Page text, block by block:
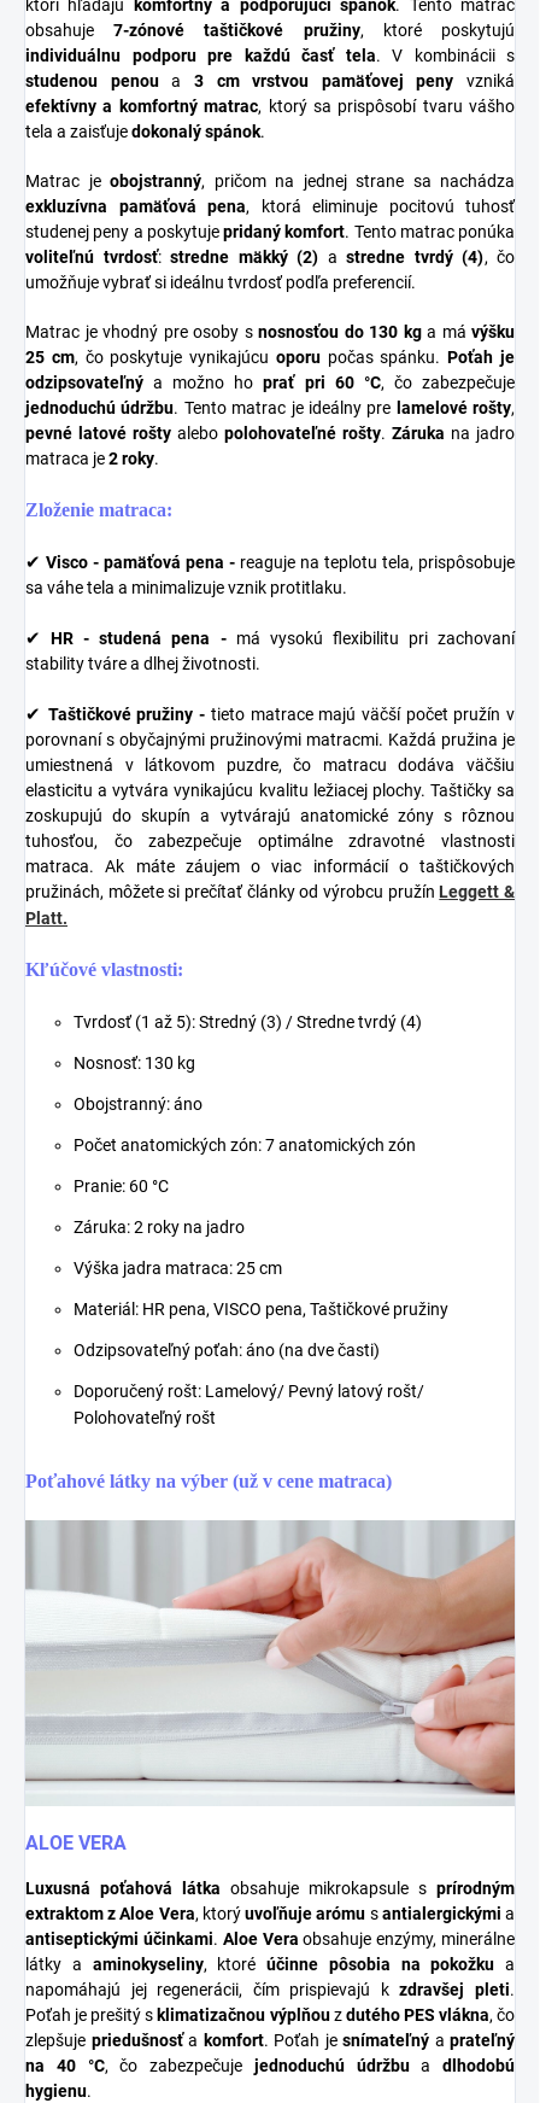
ktorí hľadajú komfortný a podporujúci spánok. Tento matrac
obsahuje7-zónové taštičkové pružiny, ktoré poskytujú
individuálnu podporu pre každú časť tela. V kombinácii s
studenou penoua 3 cm vrstvou pamäťovej peny vzniká
efektívny a komfortný matrac, ktorý sa prispôsobí tvaru vášho
tela a zaisťujedokonalý spánok.
Matrac je obojstranný, pričom na jednej strane sa nachádza
exkluzívna pamäťová pena, ktorá eliminuje pocitovú tuhosť
studenej peny a poskytujepridaný komfort. Tento matrac ponúka
voliteľnú tvrdosť:stredne mäkký (2) astredne tvrdý (4), čo
umožňuje vybrať si ideálnu tvrdosť podľa preferencií.
Matrac je vhodný pre osoby s nosnosťou do 130 kga má výšku
25 cm, čo poskytuje vynikajúcu oporupočas spánku.Poťah je
odzipsovateľný a možno hoprať pri 60 °C, čo zabezpečuje
jednoduchú údržbu. Tento matrac je ideálny pre lamelové rošty,
pevné latové rošty alebo polohovateľné rošty. Záruka na jadro
matraca je2 roky.
Zloženie matraca:
✔ Visco - pamäťová pena - reaguje na teplotu tela, prispôsobuje
sa váhe tela a minimalizuje vznik protitlaku.
✔ HR - studená pena -má vysokú flexibilitu pri zachovaní
stability tváre a dlhej životnosti.
✔ Taštičkové pružiny - tieto matrace majú väčší počet pružín v
porovnaní s obyčajnými pružinovými matracmi. Každá pružina je
umiestnená v látkovom puzdre, čo matracu dodáva väčšiu
elasticitu a vytvára vynikajúcu kvalitu ležiacej plochy. Taštičky sa
zoskupujú do skupín a vytvárajú anatomické zóny s rôznou
tuhosťou, čo zabezpečuje optimálne zdravotné vlastnosti
matraca. Ak máte záujem o viac informácií o taštičkových
pružinách, môžete si prečítať články od výrobcu pružín Leggett &
Platt.
Kľúčové vlastnosti:
Tvrdosť (1 až 5): Stredný (3) / Stredne tvrdý (4)
Nosnosť: 130 kg
Obojstranný: áno
Počet anatomických zón: 7 anatomických zón
Pranie: 60 °C
Záruka: 2 roky na jadro
Výška jadra matraca: 25 cm
Materiál: HR pena, VISCO pena, Taštičkové pružiny
Odzipsovateľný poťah: áno (na dve časti)
Doporučený rošt: Lamelový/ Pevný latový rošt/
Polohovateľný rošt
Poťahové látky na výber (už v cene matraca)
ALOE VERA
Luxusná poťahová látka obsahuje mikrokapsule s prírodným
extraktom z Aloe Vera, ktorýuvoľňuje arómu santialergickými a
antiseptickými účinkami. Aloe Vera obsahuje enzýmy, minerálne
látky a aminokyseliny, ktoré účinne pôsobia na pokožku a
napomáhajú jej regenerácii, čím prispievajú kzdravšej pleti.
Poťah je prešitý s klimatizačnou výplňouzdutého PES vlákna, čo
zlepšuje priedušnosťa komfort. Poťah je snímateľný a prateľný
na 40 °C, čo zabezpečuje jednoduchú údržbua dlhodobú
hygienu.